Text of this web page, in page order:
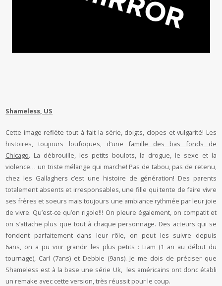
Shameless, US
Cette image reflète tout à fait la série, doigts, clopes et vulgarité! Les
histoires, toujours loufoques, d’une famille des bas fonds de
Chicago. La débrouille, les petits boulots, la drogue, le sexe et la
violence… un triste mélange qui marche! Pas de tabou, pas de retenu,
chez les Gallaghers c’est une histoire de génération! Des parents
totalement absents et irresponsables, une fille qui tente de faire vivre
ses frères et soeurs mais toujours une ambiance rythmée par leur joie
de vivre. Qu’est-ce qu’on rigole!!! On pleure également, on compatit et
on s’attache plus que tout à chaque personnage. Des acteurs qui se
fondent parfaitement dans leur rôle, on peut les suivre depuis
6ans, on a pu voir grandir les plus petits : Liam (1 an au début du
tournage), Carl (7ans) et Debbie (9ans). Je me dois de préciser que
Shameless est à la base une série Uk, les américains ont donc établi
un remake avec cette version, très réussit pour le coup.